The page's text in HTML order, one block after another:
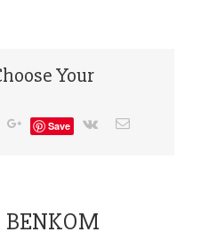
Your
Google+
Save Vk Email
BENKOM